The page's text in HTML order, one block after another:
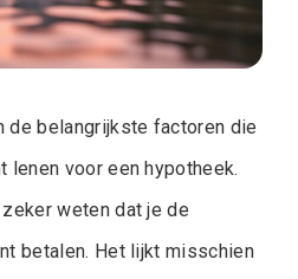
de belangrijkste factoren die
lenen voor een hypotheek.
weten dat je de
betalen. Het lijkt misschien